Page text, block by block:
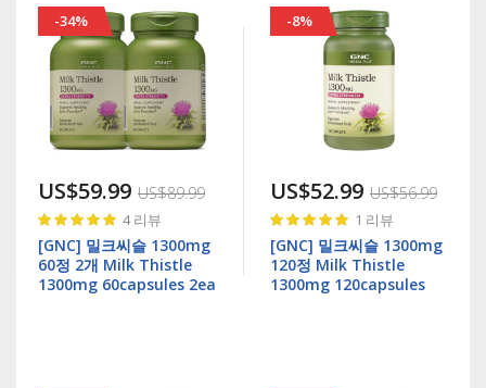
-34%
US$59.99 US$89.99
Rating:
98%
4리뷰
[GNC] 밀크씨슬 1300mg
60정 2개 Milk Thistle
1300mg 60capsules 2ea
-8%
US$52.99 US$56.99
Rating:
100%
1 리뷰
[GNC] 밀크씨슬 1300mg
120정 Milk Thistle
1300mg 120capsules